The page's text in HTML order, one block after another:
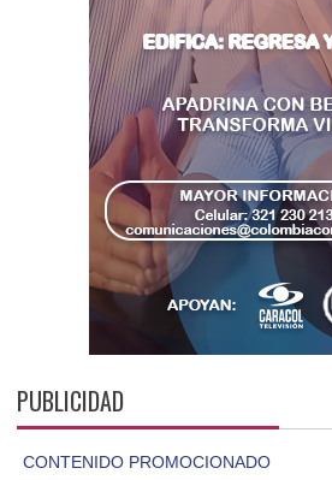
PUBLICIDAD